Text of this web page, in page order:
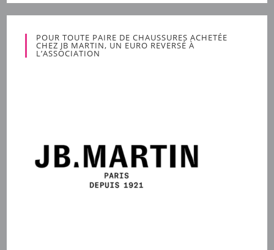
POUR TOUTE PAIRE DE CHAUSSURES ACHETÉE
CHEZ JB MARTIN, UN EURO REVERSÉ À
L’ASSOCIATION